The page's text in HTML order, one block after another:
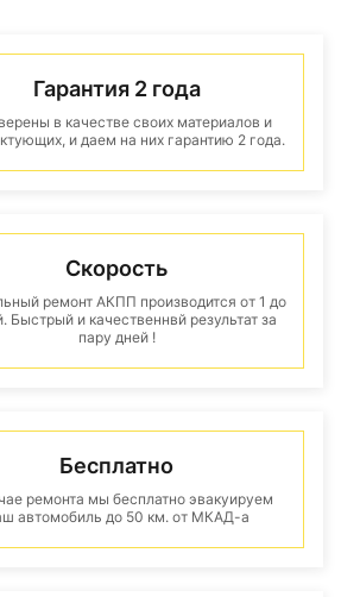
Гарантия 2 года
в качестве своих материалов и
и даем на них гарантию 2 года.
Скорость
ремонт АКПП производится от 1 до
Быстрый и качественнвй результат за
пару дней !
Бесплатно
ремонта мы бесплатно эвакуируем
автомобиль до 50 км. от МКАД-а